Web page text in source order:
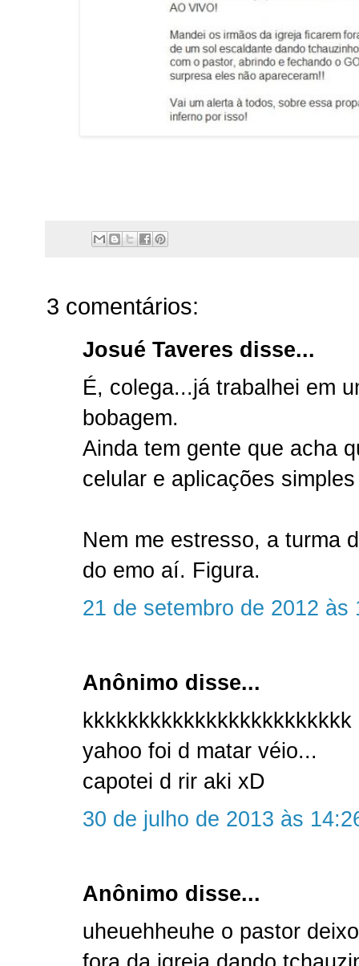
3 comentários:
Josué Taveres disse...
É, colega...já trabalhei em
bobagem.
Ainda tem gente que acha
celular e aplicações
Nem me estresso, a turma
do emo aí. Figura.
21 de setembro de 2012 às
Anônimo disse...
kkkkkkkkkkkkkkkkkkkkkkkk
yahoo foi d matar véio...
capotei d rir aki xD
30 de julho de 2013 às
Anônimo disse...
uheuehheuhe o pastor